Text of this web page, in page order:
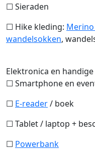
☐ Sieraden
☐ Hike kleding:
wandelsokken,
Elektronica en
☐ Smartphone en
☐ E-reader/ boek
☐ Tablet / laptop +
☐ Powerbank